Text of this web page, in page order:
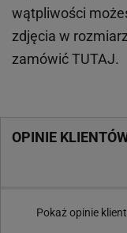
wątpliwości
zdjęcia w
zamówićTUTAJ.
OPINIE
Pokaż opinie